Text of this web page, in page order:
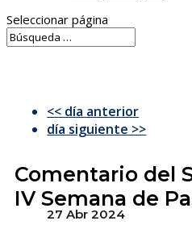
Seleccionar página
<< día anterior
día siguiente >>
Comentario del
IV Semana de
27 Abr 2024